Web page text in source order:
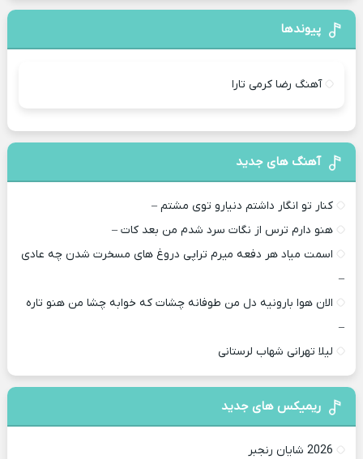
پیوندها
آهنگ رضا کرمی تارا
آهنگ های جدید
کنار تو انگار داشتم دنیارو توی مشتم –
هنو دارم ترس از نگات سرد شدم من بعد کات –
اسمت میاد هر دفعه میرم تراپی دروغ‌ های مسخرت شدن چه عادی
–
الان هوا بارونیه دل من طوفانه چشات که خوابه چشا من هنو تاره
–
لیلا تهرانی شهاب لرستانی
ریمیکس های جدید
2026 شایان رنجبر